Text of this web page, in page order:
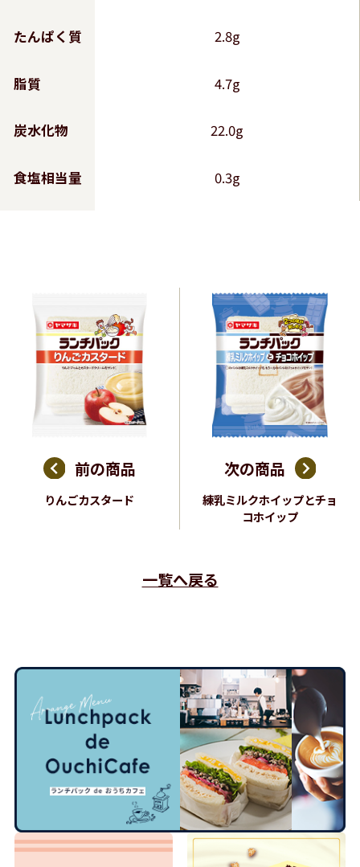
たんぱく質
脂質
炭水化物
食塩相当量
2.8g
4.7g
22.0g
0.3g
前の商品
りんごカスタード
一覧へ戻る
次の商品
練乳ミルクホイップとチョ
コホイップ